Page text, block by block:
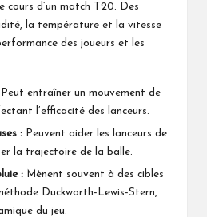
cours d’un match T20. Des
la température et la vitesse
des joueurs et les
Peut entraîner un mouvement de
l’efficacité des lanceurs.
: Peuvent aider les lanceurs de
la trajectoire de la balle.
: Mènent souvent à des cibles
Duckworth-Lewis-Stern,
du jeu.